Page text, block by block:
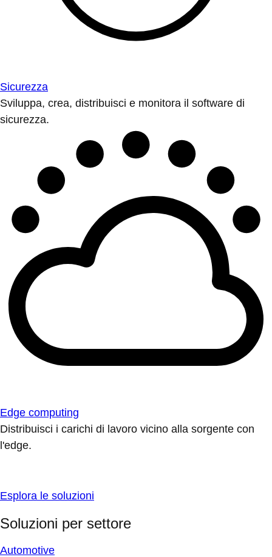
Sicurezza
Sviluppa, crea, distribuisci e monitora il software di
sicurezza.
Edge computing
Distribuisci i carichi di lavoro vicino alla sorgente con
l'edge.
Esplora le soluzioni
Soluzioni per settore
Automotive